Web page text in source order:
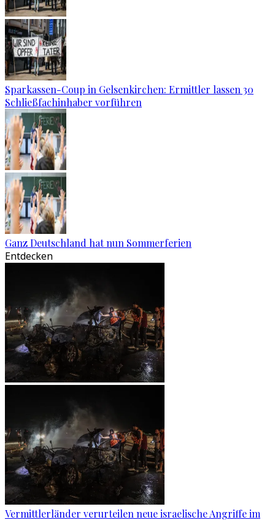
Sparkassen-Coup in Gelsenkirchen: Ermittler lassen 30
Schließfachinhaber vorführen
Ganz Deutschland hat nun Sommerferien
Entdecken
Vermittlerländer verurteilen neue israelische Angriffe im